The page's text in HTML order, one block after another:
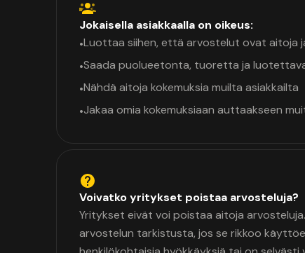
Jokaisella asiakkaalla on oikeus:
•Luottaa siihen, että arvostelut ovat aitoja
•Saada puolueetonta, tuoretta ja
•Nähdä aitoja kokemuksia muilta asiakkailta
•Jakaa omia kokemuksiaan auttaakseen
Voivatko yritykset poistaa arvosteluja?
Yritykset eivät voi poistaa aitoja
arvostelun tarkistusta, jos se rikkoo